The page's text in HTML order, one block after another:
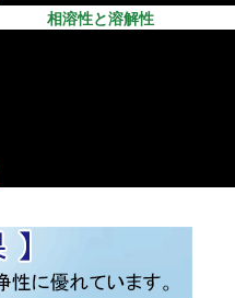
相溶性と溶解性